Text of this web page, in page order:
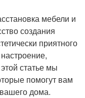
мебели и
создания
приятного
статье мы
помогут вам
дома.